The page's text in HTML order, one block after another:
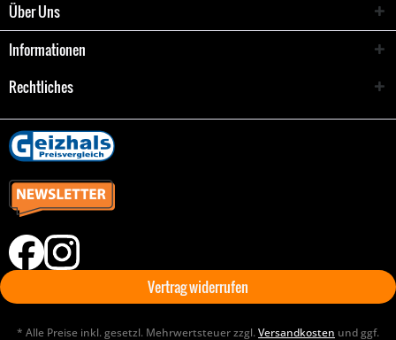
Über Uns
Informationen
Rechtliches
Vertrag widerrufen
* Alle Preise inkl. gesetzl. Mehrwertsteuer zzgl.Versandkosten und ggf.